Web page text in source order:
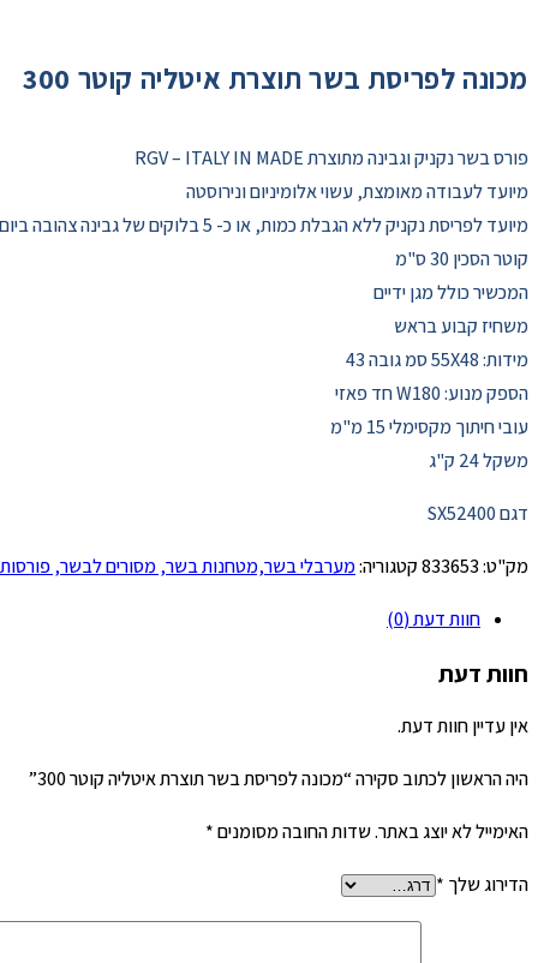
מכונה לפריסת בשר תוצרת איטליה קוטר 300
פורס בשר נקניק וגבינה מתוצרת RGV – ITALY IN MADE
מיועד לעבודה מאומצת, עשוי אלומיניום ונירוסטה
מיועד לפריסת נקניק ללא הגבלת כמות, או כ- 5 בלוקים של גבינה צהובה ביום
קוטר הסכין 30 ס"מ
המכשיר כולל מגן ידיים
משחיז קבוע בראש
מידות: 55X48 סמ גובה 43
הספק מנוע: W180 חד פאזי
עובי חיתוך מקסימלי 15 מ"מ
משקל 24 ק"ג
דגם SX52400
מק"ט:833653קטגוריה:מערבלי בשר,מטחנות בשר, מסורים לבשר,
חוות דעת (0)
חוות דעת
אין עדיין חוות דעת.
היה הראשון לכתוב סקירה “מכונה לפריסת בשר תוצרת איטליה קוטר 300”
האימייל לא יוצג באתר.שדות החובה מסומנים*
הדירוג שלך*